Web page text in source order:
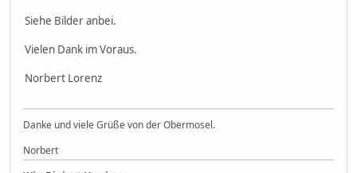
Siehe Bilder anbei.
Vielen Dank im Voraus.
Norbert Lorenz
Danke und viele Grüße von der Obermosel.
Norbert